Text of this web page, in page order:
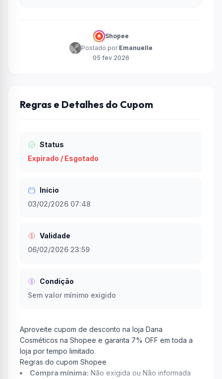
Shopee
Postado por Emanuelle
05 fev 2026
Regras e Detalhes do Cupom
Status
Expirado / Esgotado
Início
03/02/2026 07:48
Validade
06/02/2026 23:59
Condição
Sem valor mínimo exigido
Aproveite cupom de desconto na loja Dana
Cosméticos na Shopee e garanta 7% OFF em toda a
loja por tempo limitado.
Regras do cupom Shopee
Compra mínima: Não exigida ou Não informada